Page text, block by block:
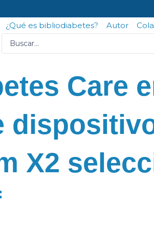
¿Qué es bibliodiabetes? Autor
Care
X2